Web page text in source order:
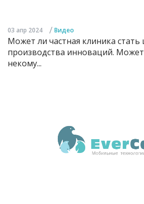
03 апр 2024 / Видео
Может ли частная клиника
производства инноваций.
некому...